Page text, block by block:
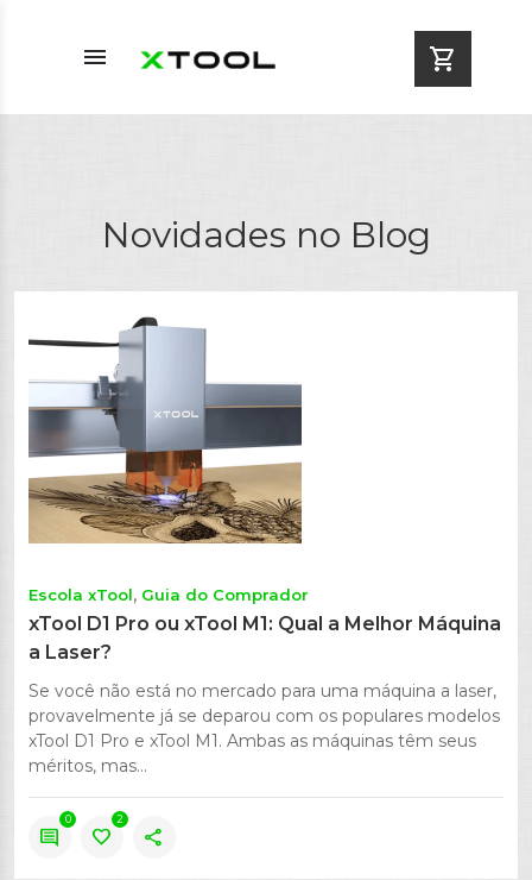
menu shopping_cart
Novidades no Blog
Escola xTool Guia do Comprador
xTool D1 Pro ou xTool M1: Qual a Melhor Máquina
a Laser?
Se você não está no mercado para uma máquina a laser,
provavelmente já se deparou com os populares modelos
xTool D1 Pro e xTool M1. Ambas as máquinas têm seus
méritos, mas...
comment
0
favorite
2
share